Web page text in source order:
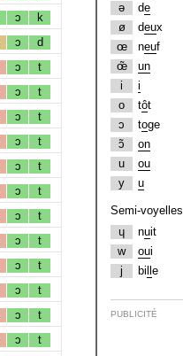
ɔ k
ɔ d
ɔ t
ɔ t
ɔ t
ɔ t
ɔ t
ɔ t
ɔ t
ɔ t
ɔ t
ɔ t
ɔ t
ɔ t
ə
de
ø
deux
œ
neuf
œ̃
un
i
i
o
tôt
ɔ
toge
ɔ̃
on
u
ou
y
u
Semi-voyelles
ɥ
nuit
w
oui
j
bi e
PUBLICITÉ